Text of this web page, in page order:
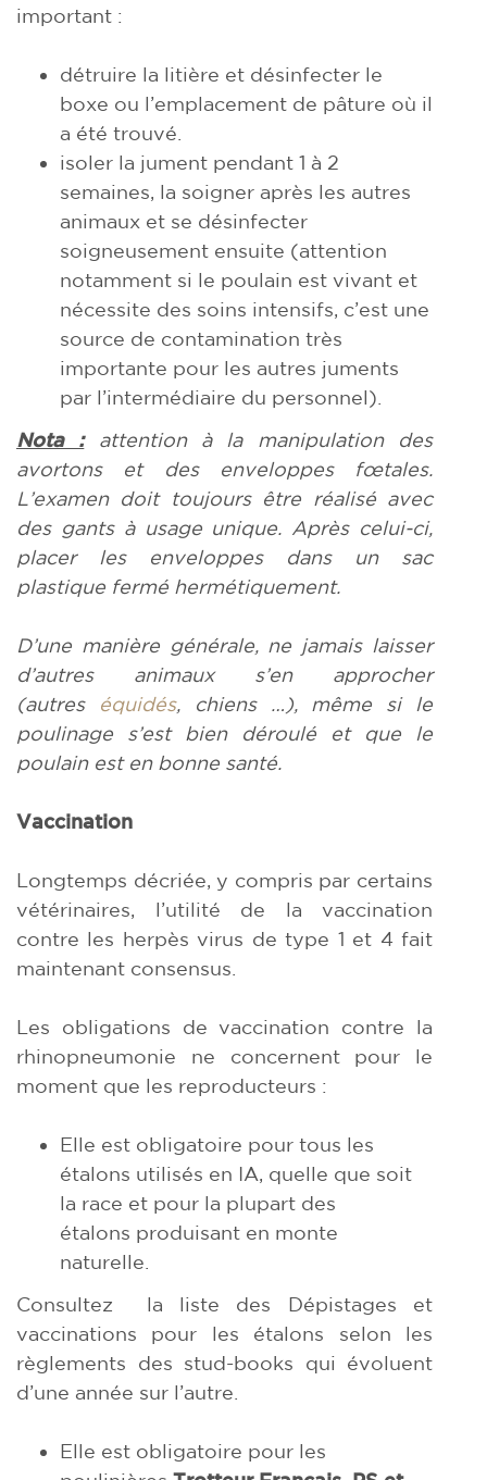
important :
détruire la litière et désinfecter le
boxe ou l’emplacement de pâture où il
a été trouvé.
isoler la jument pendant 1 à 2
semaines, la soigner après les autres
animaux et se désinfecter
soigneusement ensuite (attention
notamment si le poulain est vivant et
nécessite des soins intensifs, c’est une
source de contamination très
importante pour les autres juments
par l’intermédiaire du personnel).
Nota :attention à la manipulation des
avortons et des enveloppes fœtales.
L’examen doit toujours être réalisé avec
des gants à usage unique. Après celui-ci,
placer les enveloppes dans un sac
plastique fermé hermétiquement.
D’une manière générale, ne jamais laisser
d’autres animaux s’en approcher
(autres
équidés, chiens …), même si le
poulinage s’est bien déroulé et que le
poulain est en bonne santé.
Vaccination
Longtemps décriée, y compris par certains
vétérinaires, l’utilité de la vaccination
contre les herpès virus de type 1 et 4 fait
maintenant consensus.
Les obligations de vaccination contre la
rhinopneumonie ne concernent pour le
moment que les reproducteurs :
Elle est obligatoire pour tous les
étalons utilisés en IA, quelle que soit
la race et pour la plupart des
étalons produisant en monte
naturelle.
Consultez la liste des Dépistages et
vaccinations pour les étalons selon les
règlements des stud-books qui évoluent
d’une année sur l’autre.
Elle est obligatoire pour les